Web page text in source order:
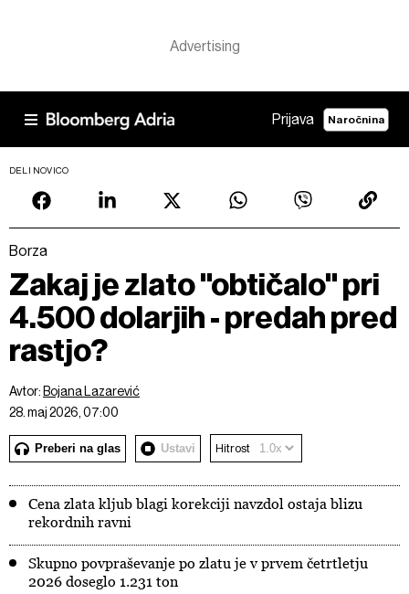
Prijava Naročnina
DELI NOVICO
Borza
Zakaj je zlato "obtičalo" pri
4.500 dolarjih - predah pred
rastjo?
Avtor: Bojana Lazarević
28. maj 2026, 07:00
Preberi na glas Ustavi Hitrost
Cena zlata kljub blagi korekciji navzdol ostaja blizu
rekordnih ravni
Skupno povpraševanje po zlatu je v prvem četrtletju
2026 doseglo 1.231 ton